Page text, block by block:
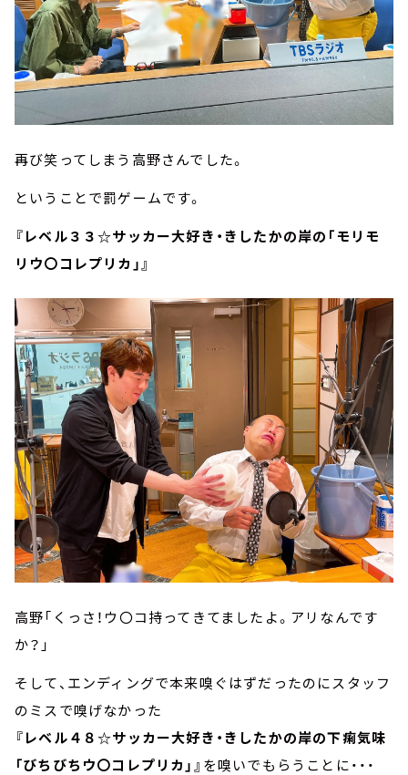
再び笑ってしまう高野さんでした。
ということで罰ゲームです。
『レベル３３☆サッカー大好き・きしたかの岸の「モリモ
リウ〇コレプリカ」』
高野「くっさ！ウ〇コ持ってきてましたよ。アリなんです
か？」
そして、エンディングで本来嗅ぐはずだったのにスタッフ
のミスで嗅げなかった
『レベル４８☆サッカー大好き・きしたかの岸の下痢気味
「びちびちウ〇コレプリカ」』 を嗅いでもらうことに・・・